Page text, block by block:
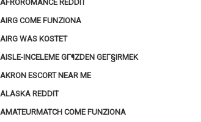
AFROROMANCE REDDIT
AIRG COME FUNZIONA
AIRG WAS KOSTET
AISLE-INCELEME GГ¶ZDEN GEГ§IRMEK
AKRON ESCORT NEAR ME
ALASKA REDDIT
AMATEURMATCH COME FUNZIONA